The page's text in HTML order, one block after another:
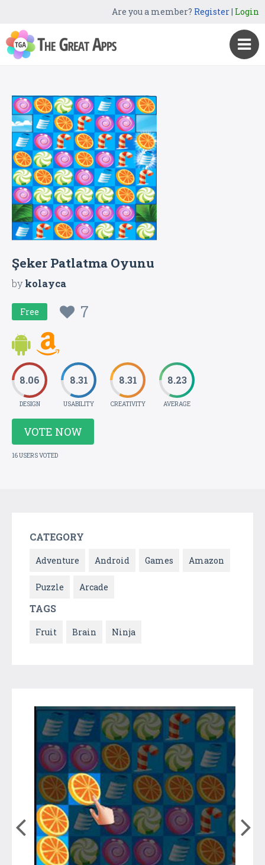
Are you a member? Register| Login
Şeker Patlatma Oyunu
bykolayca
Free 7
8.06
DESIGN
8.31
USABILITY
8.31
CREATIVITY
8.23
AVERAGE
VOTE NOW
16 USERS VOTED
CATEGORY
Adventure Android Games Amazon
Puzzle Arcade
TAGS
Fruit Brain Ninja